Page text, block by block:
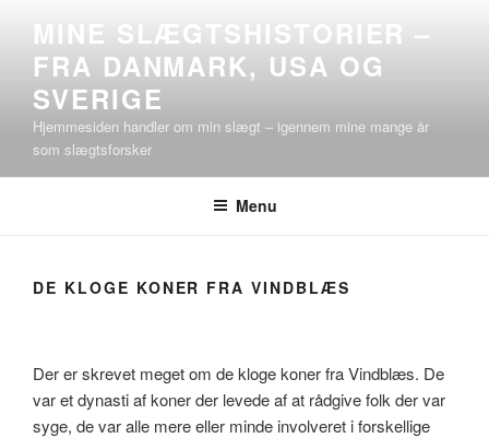
indhold
MINE SLÆGTSHISTORIER –
FRA DANMARK, USA OG
SVERIGE
Hjemmesiden handler om min slægt – igennem mine mange år
som slægtsforsker
Menu
DE KLOGE KONER FRA VINDBLÆS
Der er skrevet meget om de kloge koner fra Vindblæs. De
var et dynasti af koner der levede af at rådgive folk der var
syge, de var alle mere eller minde involveret i forskellige